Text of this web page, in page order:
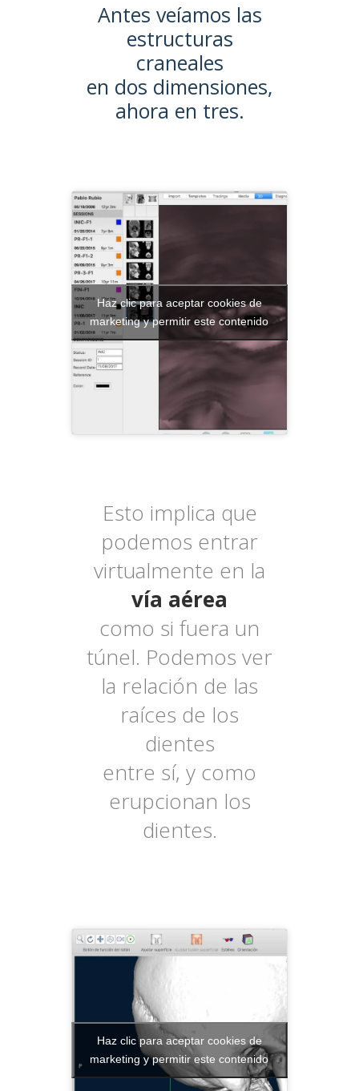
Antes veíamos las
estructuras
craneales
en dos dimensiones,
ahora en tres.
Haz clic para aceptar cookies de
marketing y permitir este contenido
Esto implica que
podemos entrar
virtualmente en la
vía aérea
como si fuera un
túnel. Podemos ver
la relación de las
raíces de los
dientes
entre sí, y como
erupcionan los
dientes.
Haz clic para aceptar cookies de
marketing y permitir este contenido